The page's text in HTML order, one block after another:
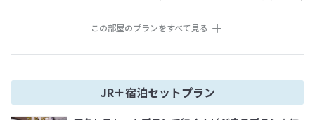
この部屋のプランをすべて見る
JR＋宿泊セットプラン